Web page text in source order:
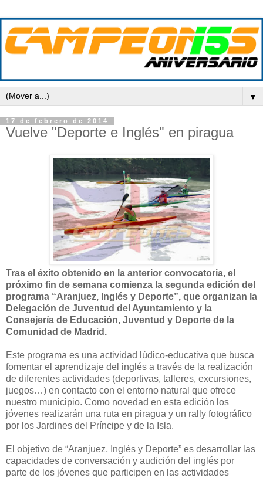
▼
17 de febrero de 2014
Vuelve "Deporte e Inglés" en piragua
Tras el éxito obtenido en la anterior convocatoria, el
próximo fin de semana comienza la segunda edición del
programa “Aranjuez, Inglés y Deporte”, que organizan la
Delegación de Juventud del Ayuntamiento y la
Consejería de Educación, Juventud y Deporte de la
Comunidad de Madrid.
Este programa es una actividad lúdico-educativa que busca
fomentar el aprendizaje del inglés a través de la realización
de diferentes actividades (deportivas, talleres, excursiones,
juegos…) en contacto con el entorno natural que ofrece
nuestro municipio. Como novedad en esta edición los
jóvenes realizarán una ruta en piragua y un rally fotográfico
por los Jardines del Príncipe y de la Isla.
El objetivo de “Aranjuez, Inglés y Deporte” es desarrollar las
capacidades de conversación y audición del inglés por
parte de los jóvenes que participen en las actividades